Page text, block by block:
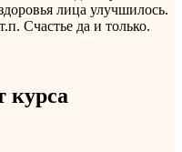
лица улучшилось.
Счастье да и только.
курса